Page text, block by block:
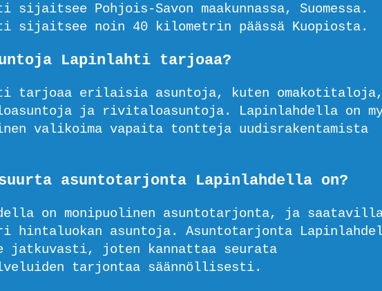
sijaitsee Pohjois-Savon maakunnassa, Suomessa.
sijaitsee noin 40 kilometrin päässä Kuopiosta.
Lapinlahti tarjoaa?
tarjoaa erilaisia asuntoja, kuten omakotitaloja,
ja rivitaloasuntoja. Lapinlahdella on
valikoima vapaita tontteja uudisrakentamista
asuntotarjonta Lapinlahdella on?
on monipuolinen asuntotarjonta, ja
hintaluokan asuntoja. Asuntotarjonta
jatkuvasti, joten kannattaa seurata
tarjontaa säännöllisesti.